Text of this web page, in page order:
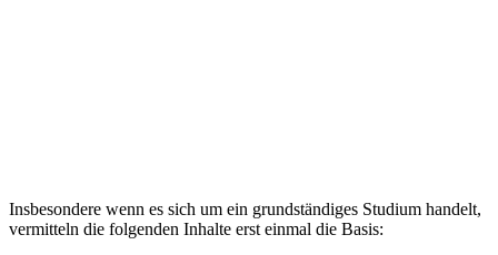
Insbesondere wenn es sich um ein grundständiges Studium handelt,
vermitteln die folgenden Inhalte erst einmal die Basis: